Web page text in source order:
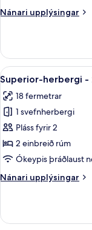
stórt
Nánari upplýsingar
Nánari
herbergi
1
stórt
tvíbreitt
rúm
Skoða
allar
myndir
fyrir
Superior-
herbergi
-
einbreið
9
Superior-herbergi -
18 fermetrar
1 svefnherbergi
Pláss fyrir 2
2 einbreið rúm
Ókeypis þráðlaust
Nánari upplýsingar
Nánari
herbergi